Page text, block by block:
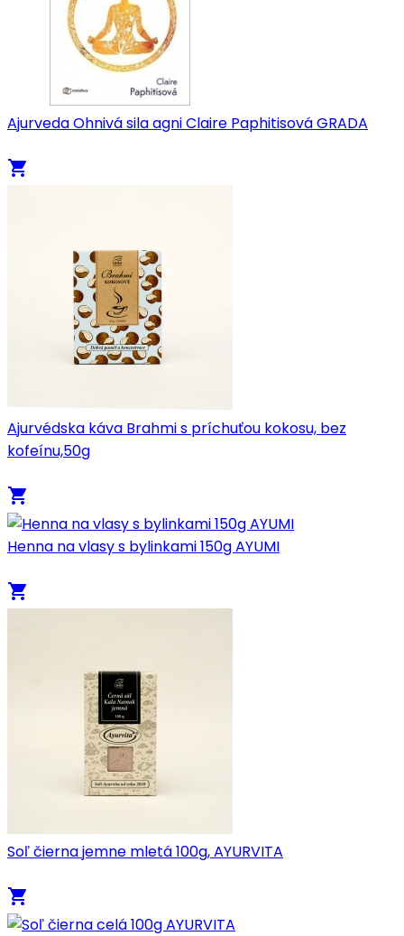
Ajurveda Ohnivá sila agni Claire Paphitisová GRADA
local_grocery_store
Ajurvédska káva Brahmi s príchuťou kokosu, bez
kofeínu,50g
local_grocery_store
Henna na vlasy s bylinkami 150g AYUMI
local_grocery_store
Soľ čierna jemne mletá 100g, AYURVITA
local_grocery_store